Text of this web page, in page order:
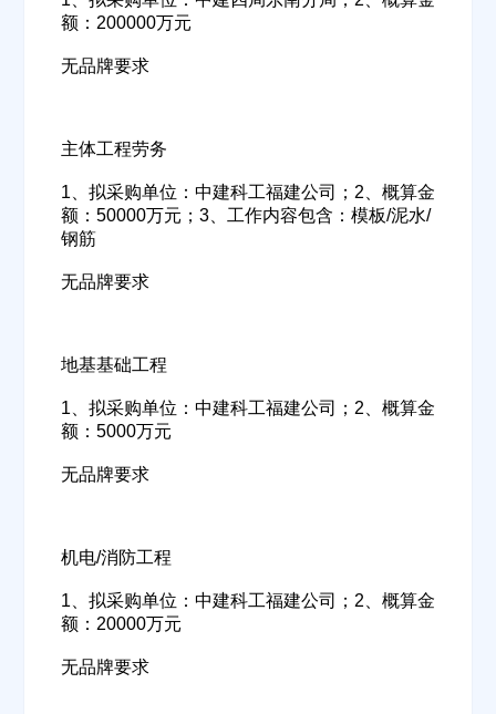
额：200000万元
无品牌要求
主体工程劳务
1、拟采购单位：中建科工福建公司；2、概算金
额：50000万元；3、工作内容包含：模板/泥水/
钢筋
无品牌要求
地基基础工程
1、拟采购单位：中建科工福建公司；2、概算金
额：5000万元
无品牌要求
机电/消防工程
1、拟采购单位：中建科工福建公司；2、概算金
额：20000万元
无品牌要求
公司所在地
请选择省市
经办人
填写联系电话后会有服务中心的工作人员给您致电！